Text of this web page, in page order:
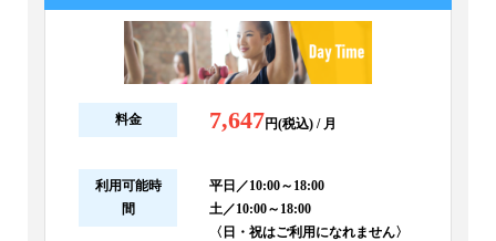
料金 7,647円(税込) / 月
利用可能時
間
平日／10:00～18:00
土／10:00～18:00
〈日・祝はご利用になれません〉